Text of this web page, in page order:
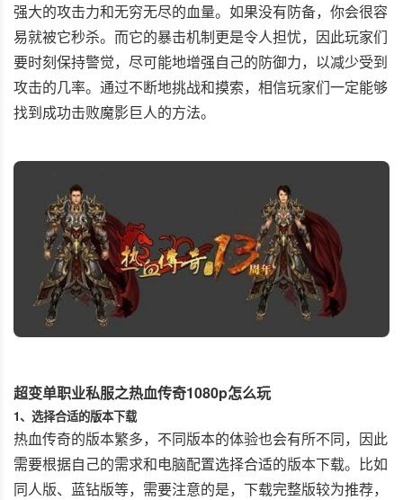
强大的攻击力和无穷无尽的血量。如果没有防备，你会很容
易就被它秒杀。而它的暴击机制更是令人担忧，因此玩家们
要时刻保持警觉，尽可能地增强自己的防御力，以减少受到
攻击的几率。通过不断地挑战和摸索，相信玩家们一定能够
找到成功击败魔影巨人的方法。
超变单职业私服之热血传奇1080p怎么玩
1、选择合适的版本下载
热血传奇的版本繁多，不同版本的体验也会有所不同，因此
需要根据自己的需求和电脑配置选择合适的版本下载。比如
同人版、蓝钻版等，需要注意的是，下载完整版较为推荐，